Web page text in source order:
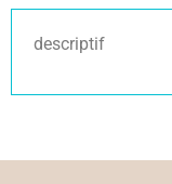
descriptif